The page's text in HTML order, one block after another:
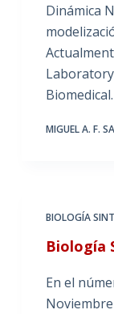
Dinámica
MIGUEL A. F.
BIOLOGÍA
Biología
En el